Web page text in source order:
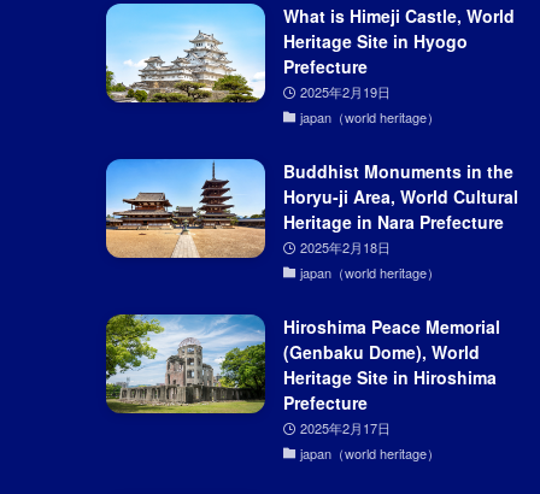
What is Himeji Castle, World
Heritage Site in Hyogo
Prefecture
2025年2月19日
japan（world heritage）
Buddhist Monuments in the
Horyu-ji Area, World Cultural
Heritage in Nara Prefecture
2025年2月18日
japan（world heritage）
Hiroshima Peace Memorial
(Genbaku Dome), World
Heritage Site in Hiroshima
Prefecture
2025年2月17日
japan（world heritage）